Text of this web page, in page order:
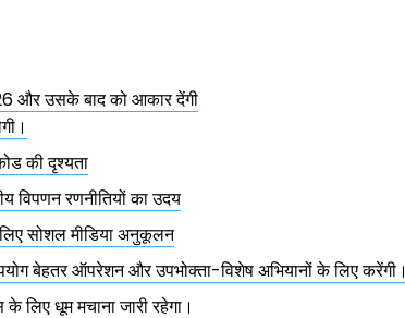
और उसके बाद को आकार देंगी
की दृश्यता
विपणन रणनीतियों का उदय
सोशल मीडिया अनुकूलन
बेहतर ऑपरेशन और उपभोक्ता-विशेष अभियानों के लिए करेंगी।
लिए धूम मचाना जारी रहेगा।